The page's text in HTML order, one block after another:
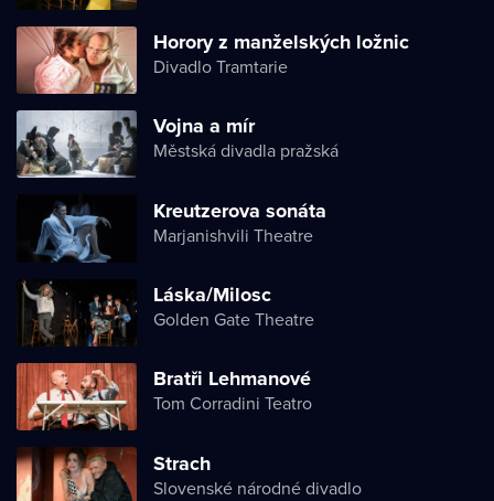
Horory z manželských ložnic
Divadlo Tramtarie
Vojna a mír
Městská divadla pražská
Kreutzerova sonáta
Marjanishvili Theatre
Láska/Milosc
Golden Gate Theatre
Bratři Lehmanové
Tom Corradini Teatro
Strach
Slovenské národné divadlo